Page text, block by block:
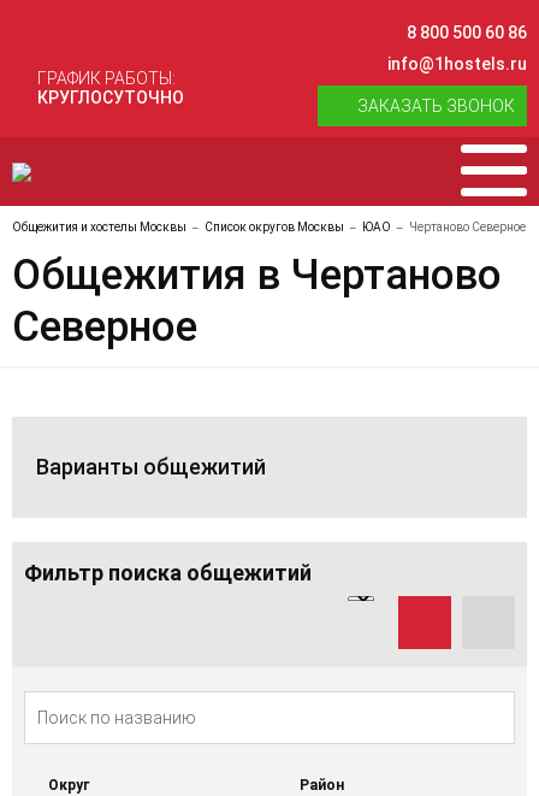
ГРАФИК РАБОТЫ:
КРУГЛОСУТОЧНО
8 800 500 60 86
info@1hostels.ru
ЗАКАЗАТЬ ЗВОНОК
Общежития и хостелы Москвы Список округов Москвы ЮАО Чертаново Северное
Общежития в Чертаново
Северное
Варианты общежитий
Фильтр поиска общежитий
Округ Район